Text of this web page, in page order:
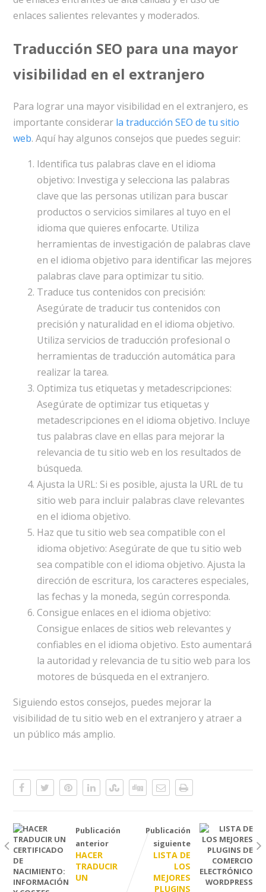
enlaces salientes relevantes y moderados.
Traducción SEO para una mayor
visibilidad en el extranjero
Para lograr una mayor visibilidad en el extranjero, es
importante considerar la traducción SEO de tu sitio
web. Aquí hay algunos consejos que puedes seguir:
Identifica tus palabras clave en el idioma
objetivo: Investiga y selecciona las palabras
clave que las personas utilizan para buscar
productos o servicios similares al tuyo en el
idioma que quieres enfocarte. Utiliza
herramientas de investigación de palabras clave
en el idioma objetivo para identificar las mejores
palabras clave para optimizar tu sitio.
Traduce tus contenidos con precisión:
Asegúrate de traducir tus contenidos con
precisión y naturalidad en el idioma objetivo.
Utiliza servicios de traducción profesional o
herramientas de traducción automática para
realizar la tarea.
Optimiza tus etiquetas y metadescripciones:
Asegúrate de optimizar tus etiquetas y
metadescripciones en el idioma objetivo. Incluye
tus palabras clave en ellas para mejorar la
relevancia de tu sitio web en los resultados de
búsqueda.
Ajusta la URL: Si es posible, ajusta la URL de tu
sitio web para incluir palabras clave relevantes
en el idioma objetivo.
Haz que tu sitio web sea compatible con el
idioma objetivo: Asegúrate de que tu sitio web
sea compatible con el idioma objetivo. Ajusta la
dirección de escritura, los caracteres especiales,
las fechas y la moneda, según corresponda.
Consigue enlaces en el idioma objetivo:
Consigue enlaces de sitios web relevantes y
confiables en el idioma objetivo. Esto aumentará
la autoridad y relevancia de tu sitio web para los
motores de búsqueda en el extranjero.
Siguiendo estos consejos, puedes mejorar la
visibilidad de tu sitio web en el extranjero y atraer a
un público más amplio.
Publicación
anterior
HACER
TRADUCIR
UN
Publicación
siguiente
LISTA DE
LOS
MEJORES
PLUGINS